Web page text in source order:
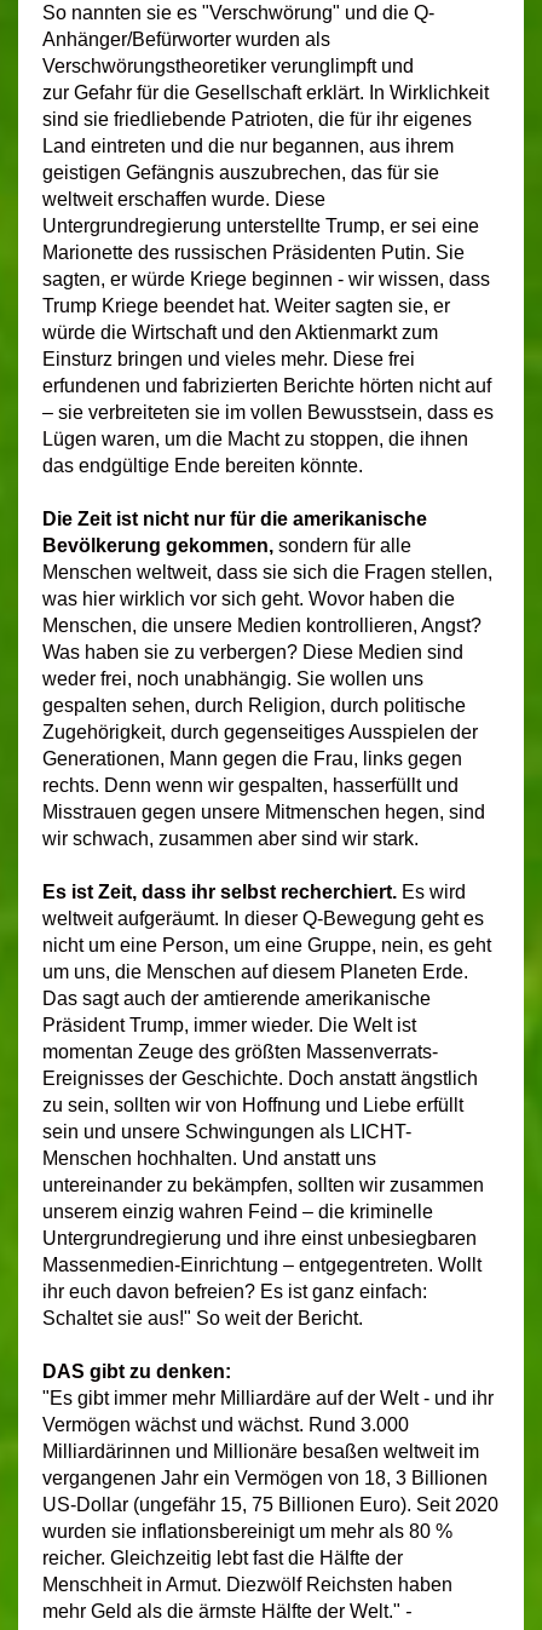
So nannten sie es "Verschwörung" und die Q-
Anhänger/Befürworter wurden als
Verschwörungstheoretiker verunglimpft und
zur Gefahr für die Gesellschaft erklärt. In Wirklichkeit
sind sie friedliebende Patrioten, die für ihr eigenes
Land eintreten und die nur begannen, aus ihrem
geistigen Gefängnis auszubrechen, das für sie
weltweit erschaffen wurde. Diese
Untergrundregierung unterstellte Trump, er sei eine
Marionette des russischen Präsidenten Putin. Sie
sagten, er würde Kriege beginnen - wir wissen, dass
Trump Kriege beendet hat. Weiter sagten sie, er
würde die Wirtschaft und den Aktienmarkt zum
Einsturz bringen und vieles mehr. Diese frei
erfundenen und fabrizierten Berichte hörten nicht auf
– sie verbreiteten sie im vollen Bewusstsein, dass es
Lügen waren, um die Macht zu stoppen, die ihnen
das endgültige Ende bereiten könnte.
Die Zeit ist nicht nur für die amerikanische
Bevölkerung gekommen, sondern für alle
Menschen weltweit, dass sie sich die Fragen stellen,
was hier wirklich vor sich geht. Wovor haben die
Menschen, die unsere Medien kontrollieren, Angst?
Was haben sie zu verbergen? Diese Medien sind
weder frei, noch unabhängig. Sie wollen uns
gespalten sehen, durch Religion, durch politische
Zugehörigkeit, durch gegenseitiges Ausspielen der
Generationen, Mann gegen die Frau, links gegen
rechts. Denn wenn wir gespalten, hasserfüllt und
Misstrauen gegen unsere Mitmenschen hegen, sind
wir schwach, zusammen aber sind wir stark.
Es ist Zeit, dass ihr selbst recherchiert. Es wird
weltweit aufgeräumt. In dieser Q-Bewegung geht es
nicht um eine Person, um eine Gruppe, nein, es geht
um uns, die Menschen auf diesem Planeten Erde.
Das sagt auch der amtierende amerikanische
Präsident Trump, immer wieder. Die Welt ist
momentan Zeuge des größten Massenverrats-
Ereignisses der Geschichte. Doch anstatt ängstlich
zu sein, sollten wir von Hoffnung und Liebe erfüllt
sein und unsere Schwingungen als LICHT-
Menschen hochhalten. Und anstatt uns
untereinander zu bekämpfen, sollten wir zusammen
unserem einzig wahren Feind – die kriminelle
Untergrundregierung und ihre einst unbesiegbaren
Massenmedien-Einrichtung – entgegentreten. Wollt
ihr euch davon befreien? Es ist ganz einfach:
Schaltet sie aus!" So weit der Bericht.
DAS gibt zu denken:
"Es gibt immer mehr Milliardäre auf der Welt - und ihr
Vermögen wächst und wächst. Rund 3.000
Milliardärinnen und Millionäre besaßen weltweit im
vergangenen Jahr ein Vermögen von 18, 3 Billionen
US-Dollar (ungefähr 15, 75 Billionen Euro). Seit 2020
wurden sie inflationsbereinigt um mehr als 80 %
reicher. Gleichzeitig lebt fast die Hälfte der
Menschheit in Armut. Diezwölf Reichsten haben
mehr Geld als die ärmste Hälfte der Welt." -